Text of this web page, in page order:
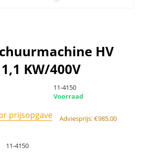
HV
KW/400V
11-4150
Voorraad
prijsopgave Adviesprijs:€985,00
11-4150